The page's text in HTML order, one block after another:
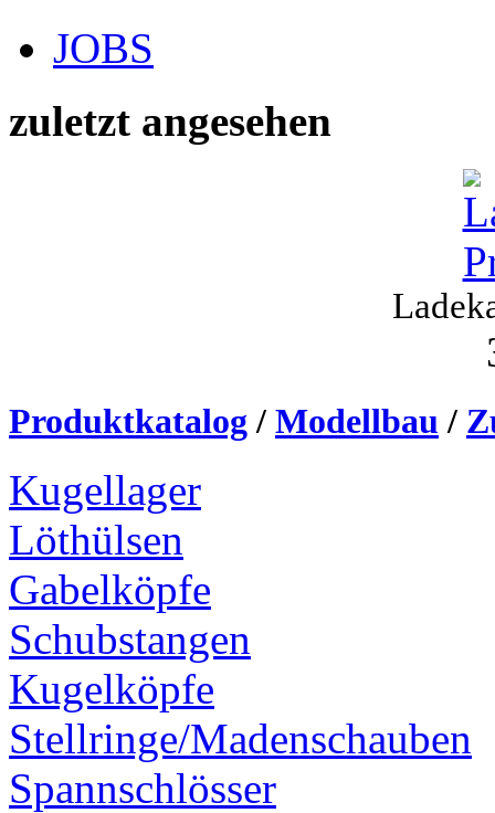
JOBS
zuletzt angesehen
Produktkatalog / Modellbau /
Kugellager
Löthülsen
Gabelköpfe
Schubstangen
Kugelköpfe
Stellringe/Madenschauben
Spannschlösser